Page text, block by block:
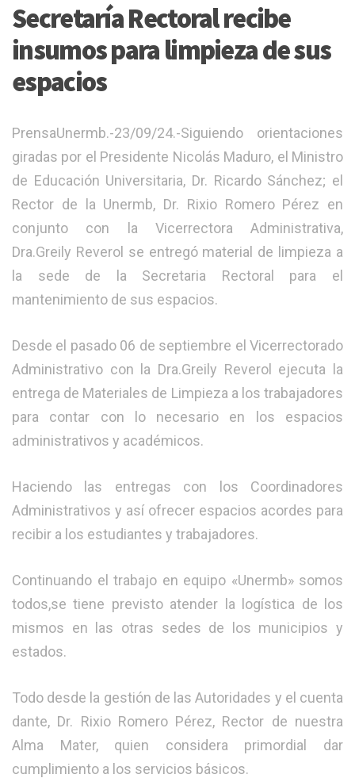
Secretaría Rectoral recibe
insumos para limpieza de sus
espacios
PrensaUnermb.-23/09/24.-Siguiendo orientaciones
giradas por el Presidente Nicolás Maduro, el Ministro
de Educación Universitaria, Dr. Ricardo Sánchez; el
Rector de la Unermb, Dr. Rixio Romero Pérez en
conjunto con la Vicerrectora Administrativa,
Dra.Greily Reverol se entregó material de limpieza a
la sede de la Secretaria Rectoral para el
mantenimiento de sus espacios.
Desde el pasado 06 de septiembre el Vicerrectorado
Administrativo con la Dra.Greily Reverol ejecuta la
entrega de Materiales de Limpieza a los trabajadores
para contar con lo necesario en los espacios
administrativos y académicos.
Haciendo las entregas con los Coordinadores
Administrativos y así ofrecer espacios acordes para
recibir a los estudiantes y trabajadores.
Continuando el trabajo en equipo «Unermb» somos
todos,se tiene previsto atender la logística de los
mismos en las otras sedes de los municipios y
estados.
Todo desde la gestión de las Autoridades y el cuenta
dante, Dr. Rixio Romero Pérez, Rector de nuestra
Alma Mater, quien considera primordial dar
cumplimiento a los servicios básicos.